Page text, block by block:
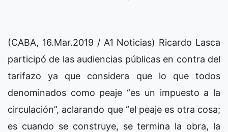
(CABA, 16.Mar.2019 / A1 Noticias) Ricardo Lasca
participó de las audiencias públicas en contra del
tarifazo ya que considera que lo que todos
denominados como peaje “es un impuesto a la
circulación”, aclarando que “el peaje es otra cosa;
es cuando se construye, se termina la obra, la